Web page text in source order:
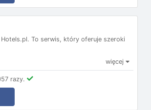
To serwis, który oferuje szeroki
więcej
razy.